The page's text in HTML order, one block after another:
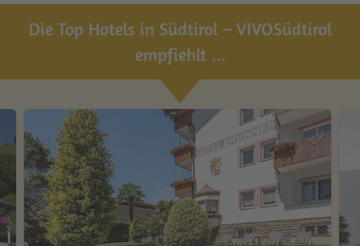
Die Top Hotels in Südtirol – VIVOSüdtirol
empfiehlt ...